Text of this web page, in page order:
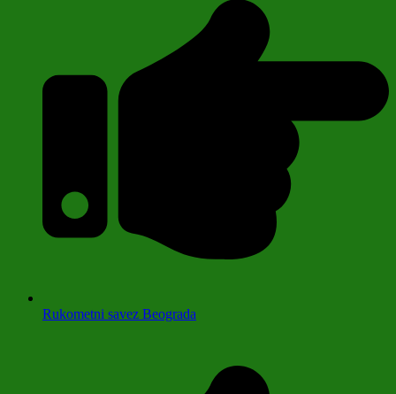
Rukometni savez Beograda